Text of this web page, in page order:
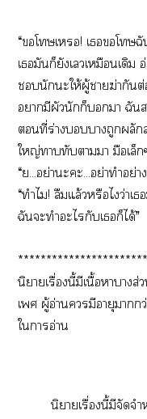
“โเ! เโ
เมันก็ยังเเหมือนเดิม
นักะให้ผู้าฆ่ากัน
ามีผัวนักก็า ฉัน
ที่ร่างาถูกผลัก
ใหญ่าทับาา มือเล็ก
“ย...อย่าะะ...อย่าทำอย่า
“ทำไม! ลืมแล้วหรือไว่าเ
ฉันะทำะไกับเก็ได้”
นิยายเรื่องนี้มีเนื้อาาง
เ ผู้อ่านมีอายุา
ใาอ่าน
นิยายเรื่องนี้มีจัดจ